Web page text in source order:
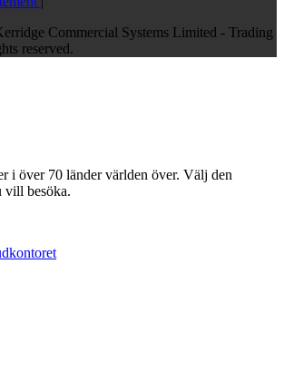
Commercial Systems Limited - Trading
reserved.
i över 70 länder världen över. Välj den
vill besöka.